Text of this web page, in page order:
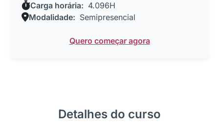
Carga horária: 4.096H
Modalidade: Semipresencial
Quero começar agora
Detalhes do curso